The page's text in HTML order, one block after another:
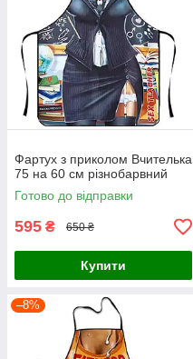
Фартух з приколом Вчителька
75 на 60 см різнобарвний
Готово до відправки
595 ₴ 650 ₴
Купити
–8%